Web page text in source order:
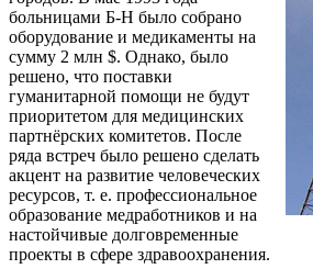
больницами Б-Н было собрано
оборудование и медикаменты на
сумму 2 млн $. Однако, было
решено, что поставки
гуманитарной помощи не будут
приоритетом для медицинских
партнёрских комитетов. После
ряда встреч было решено сделать
акцент на развитие человеческих
ресурсов, т. е. профессиональное
образование медработников и на
настойчивые долговременные
проекты в сфере здравоохранения.